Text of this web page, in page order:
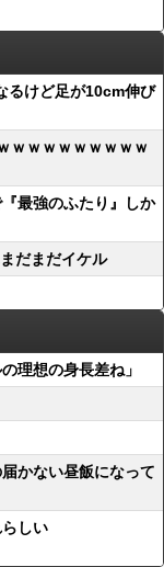
るけど足が10cm伸び
ｗｗｗｗｗｗｗｗｗ
最強のふたり』しか
だまだイケル
理想の身長差ね」
かない昼飯になって
しい